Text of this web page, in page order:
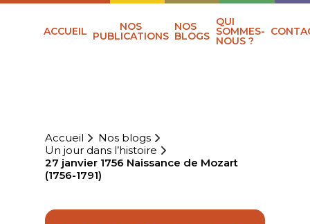
ACCUEIL NOS
PUBLICATIONS
NOS
BLOGS
QUI
SOMMES-
NOUS ?
Accueil
Nos blogs
Un jour dans l’histoire
27 janvier 1756 Naissance de Mozart
(1756-1791)